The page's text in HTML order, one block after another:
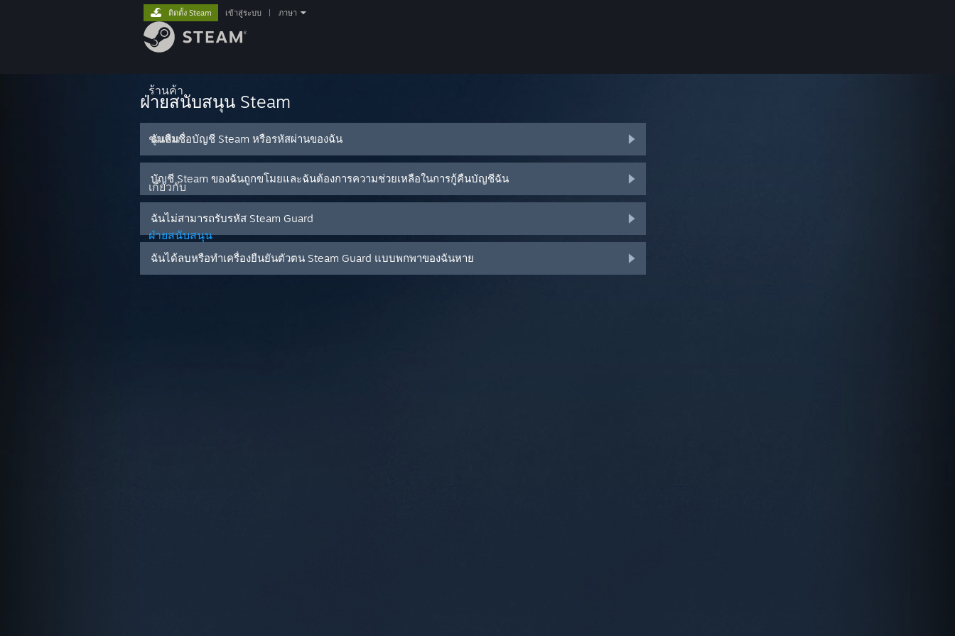
ร้านค้า
ชุมชน
เกี่ยวกับ
ฝ่ายสนับสนุน
ติดตั้ง Steam เข้าสู่ระบบ ภาษา
ฝ่ายสนับสนุน Steam
ฉันลืมชื่อบัญชี Steam หรือรหัสผ่านของฉัน
บัญชี Steam ของฉันถูกขโมยและฉันต้องการความช่วยเหลือในการกู้คืนบัญชีฉัน
ฉันไม่สามารถรับรหัส Steam Guard
ฉันได้ลบหรือทำเครื่องยืนยันตัวตน Steam Guard แบบพกพาของฉันหาย